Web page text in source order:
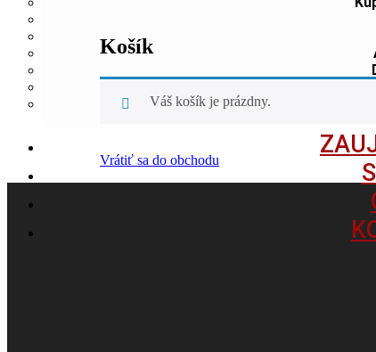
Košík
Váš košík je prázdny.
Vrátiť sa do obchodu